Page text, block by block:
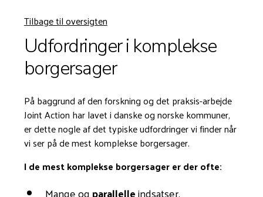
Tilbage til oversigten
‍Udfordringer i komplekse
borgersager
På baggrund af den forskning og det praksis-arbejde
Joint Action har lavet i danske og norske kommuner,
er dette nogle af det typiske udfordringer vi finder når
vi ser på de mest komplekse borgersager.
I de mest komplekse borgersager er der ofte: